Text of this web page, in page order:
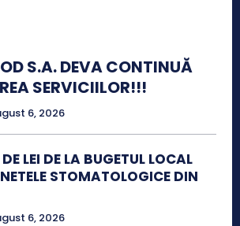
S.A. DEVA CONTINUĂ
SERVICIILOR!!!
6, 2026
LEI DE LA BUGETUL LOCAL
STOMATOLOGICE DIN
6, 2026